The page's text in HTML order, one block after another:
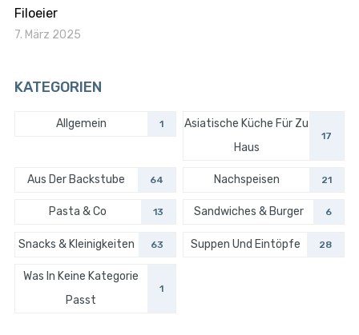
Filoeier
7. März 2025
KATEGORIEN
Allgemein 1
Asiatische Küche Für Zu
Haus
17
Aus Der Backstube 64 Nachspeisen 21
Pasta & Co 13 Sandwiches & Burger 6
Snacks & Kleinigkeiten 63 Suppen Und Eintöpfe 28
Was In Keine Kategorie
Passt
1